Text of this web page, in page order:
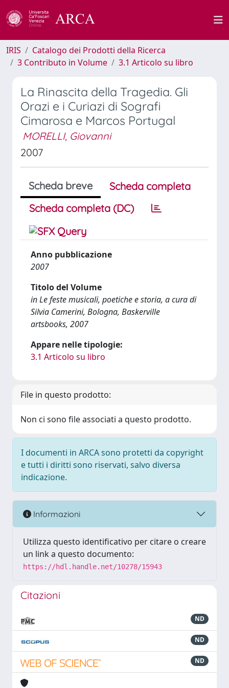
IRIS
Catalogo dei Prodotti della Ricerca
3 Contributo in Volume
3.1 Articolo su libro
La Rinascita della Tragedia. Gli
Orazi e i Curiazi di Sografi
Cimarosa e Marcos Portugal
MORELLI, Giovanni
2007
Scheda breve
Scheda completa
Scheda completa (DC)
Anno pubblicazione
2007
Titolo del Volume
in Le feste musicali, poetiche e storia, a cura di
Silvia Camerini, Bologna, Baskerville
artsbooks, 2007
Appare nelle tipologie:
3.1 Articolo su libro
File in questo prodotto:
Non ci sono file associati a questo prodotto.
I documenti in ARCA sono protetti da copyright
e tutti i diritti sono riservati, salvo diversa
indicazione.
Informazioni
Utilizza questo identificativo per citare o creare
un link a questo documento:
https://hdl.handle.net/10278/15943
Citazioni
ND
ND
ND